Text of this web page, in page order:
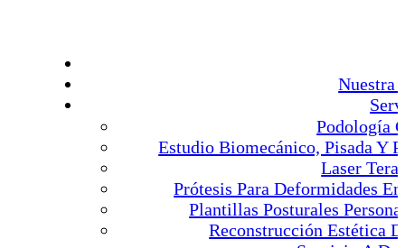
Nuestra
Podología
Estudio Biomecánico, Pisada Y
Laser
Prótesis Para Deformidades
Plantillas Posturales
Reconstrucción Estética